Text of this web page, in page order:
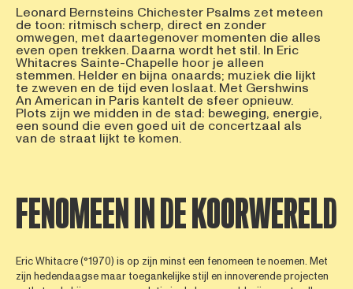
Leonard Bernsteins Chichester Psalms zet meteen
de toon: ritmisch scherp, direct en zonder
omwegen, met daartegenover momenten die alles
even open trekken. Daarna wordt het stil. In Eric
Whitacres Sainte-Chapelle hoor je alleen
stemmen. Helder en bijna onaards; muziek die lijkt
te zweven en de tijd even loslaat. Met Gershwins
An American in Paris kantelt de sfeer opnieuw.
Plots zijn we midden in de stad: beweging, energie,
een sound die even goed uit de concertzaal als
van de straat lijkt te komen.
FENOMEEN IN DE KOORWERELD
Eric Whitacre (°1970) is op zijn minst een fenomeen te noemen. Met
zijn hedendaagse maar toegankelijke stijl en innoverende projecten